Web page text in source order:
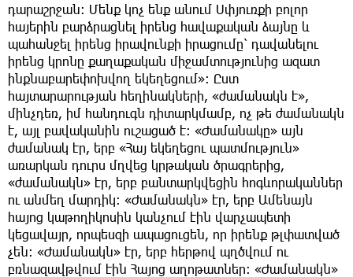
դարաշրջան։ Մենք կոչ ենք անում Սփյուռքի բոլոր
հայերին բարձրացնել իրենց հավաքական ձայնը և
պահանջել իրենց իրավունքի իրացումը՝ դավանելու
իրենց կրոնը քաղաքական միջամտությունից ազատ
ինքնաբարեփոխվող եկեղեցում»։ Ըստ
հայտարարության հեղինակների, «ժամանակն է»,
մինչդեռ, իմ հանդուգն դիտարկմամբ, ոչ թե ժամանակն
է, այլ բավականին ուշացած է։ «Ժամանակը» այն
ժամանակ էր, երբ «Հայ եկեղեցու պատմություն»
առարկան դուրս մղվեց կրթական ծրագրերից,
«ժամանակն» էր, երբ բանտարկվեցին հոգևորականներ
ու անմեղ մարդիկ։ «Ժամանակն» էր, երբ Ամենայն
հայոց կաթողիկոսին կանչում էին վարչապետի
կեցավայր, որպեսզի ապացուցեն, որ իրենք թլփատված
չեն։ «Ժամանակն» էր, երբ հերթով պղծվում ու
բռնազավթվում էին Հայոց աղոթատներ։ «Ժամանակն»